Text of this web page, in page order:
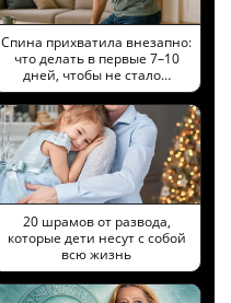
Спина прихватила внезапно:
что делать в первые 7–10
дней, чтобы не стало…
20 шрамов от развода,
которые дети несут с собой
всю жизнь